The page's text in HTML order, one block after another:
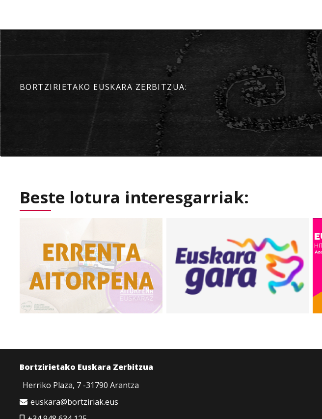
BORTZIRIETAKO EUSKARA ZERBITZUA:
Beste lotura interesgarriak:
Bortzirietako Euskara Zerbitzua
Herriko Plaza, 7 -31790 Arantza
euskara@bortziriak.eus